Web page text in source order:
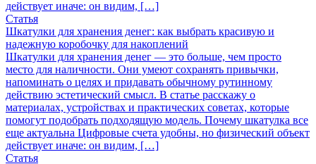
действует иначе: он видим, […]
Статья
Шкатулки для хранения денег: как выбрать красивую и
надежную коробочку для накоплений
Шкатулки для хранения денег — это больше, чем просто
место для наличности. Они умеют сохранять привычки,
напоминать о целях и придавать обычному рутинному
действию эстетический смысл. В статье расскажу о
материалах, устройствах и практических советах, которые
помогут подобрать подходящую модель. Почему шкатулка все
еще актуальна Цифровые счета удобны, но физический объект
действует иначе: он видим, […]
Статья